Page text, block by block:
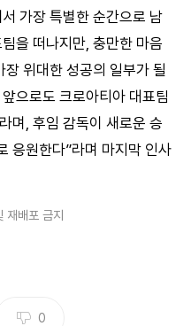
가장 특별한 순간으로 남
을 떠나지만, 충만한 마음
위대한 성공의 일부가 될
으로도 크로아티아 대표팀
며, 후임 감독이 새로운 승
응원한다”라며 마지막 인사
배포 금지
0